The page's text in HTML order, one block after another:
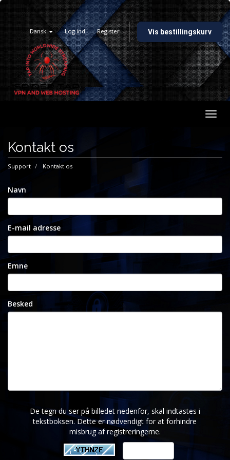
Dansk Log ind Register Vis bestillingskurv
Kontakt os
Support Kontakt os
Navn
E-mail adresse
Emne
Besked
De tegn du ser på billedet nedenfor, skal indtastes i
tekstboksen. Dette er nødvendigt for at forhindre
misbrug af registreringerne.